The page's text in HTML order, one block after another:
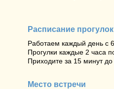
Расписание прогулок
Место встречи
Работаем каждый день с
Прогулки каждые 2 часа
Приходите за 15 минут